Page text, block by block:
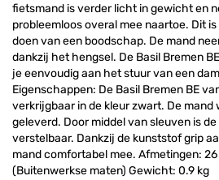
fietsmand is verder licht in gewicht en
probleemloos overal mee naartoe. Dit
doen van een boodschap. De mand
dankzij het hengsel. De Basil Bremen
je eenvoudig aan het stuur van een
Eigenschappen: De Basil Bremen BE
verkrijgbaar in de kleur zwart. De
geleverd. Door middel van sleuven is
verstelbaar. Dankzij de kunststof grip
mand comfortabel mee. Afmetingen:
(Buitenwerkse maten) Gewicht: 0.9 kg